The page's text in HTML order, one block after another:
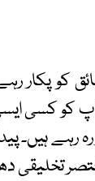
پکار
کو کسی
رہے
تخلیقی